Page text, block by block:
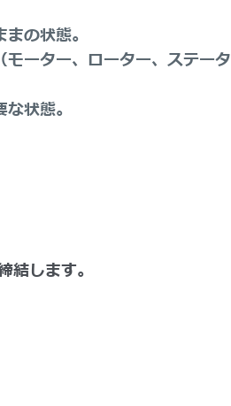
の状態。
ーター、ローター、ステータ
状態。
します。